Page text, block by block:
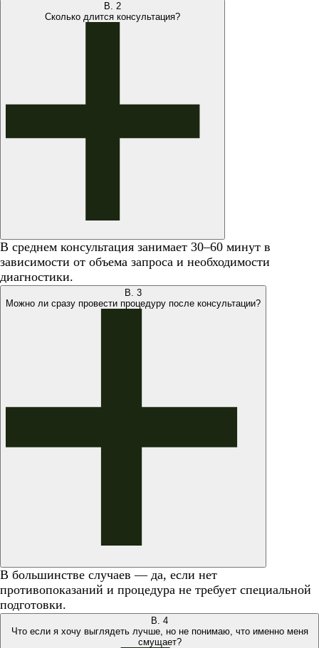
В. 2
Сколько длится консультация?
В среднем консультация занимает 30–60 минут в
зависимости от объема запроса и необходимости
диагностики.
В. 3
Можно ли сразу провести процедуру после консультации?
В большинстве случаев — да, если нет
противопоказаний и процедура не требует специальной
подготовки.
В. 4
Что если я хочу выглядеть лучше, но не понимаю, что именно меня
смущает?